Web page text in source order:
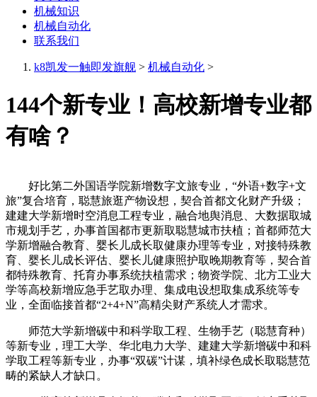
机械知识
机械自动化
联系我们
k8凯发一触即发旗舰 > 机械自动化 >
144个新专业！高校新增专业都
有啥？
好比第二外国语学院新增数字文旅专业，“外语+数字+文
旅”复合培育，聪慧旅逛产物设想，契合首都文化财产升级；
建建大学新增时空消息工程专业，融合地舆消息、大数据取城
市规划手艺，办事首国都市更新取聪慧城市扶植；首都师范大
学新增融合教育、婴长儿成长取健康办理等专业，对接特殊教
育、婴长儿成长评估、婴长儿健康照护取晚期教育等，契合首
都特殊教育、托育办事系统扶植需求；物资学院、北方工业大
学等高校新增应急手艺取办理、集成电设想取集成系统等专
业，全面临接首都“2+4+N”高精尖财产系统人才需求。
师范大学新增碳中和科学取工程、生物手艺（聪慧育种）
等新专业，理工大学、华北电力大学、建建大学新增碳中和科
学取工程等新专业，办事“双碳”计谋，填补绿色成长取聪慧范
畴的紧缺人才缺口。